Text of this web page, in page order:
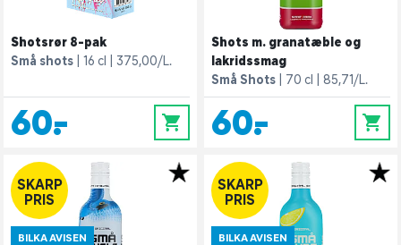
Shotsrør 8-pak
Små shots
16 cl 375,00/L.
60,- 0
Shots m. granatæble og
lakridssmag
Små Shots
70 cl 85,71/L.
60,- 0
SKARP
PRIS
BILKA AVISEN
SKARP
PRIS
BILKA AVISEN